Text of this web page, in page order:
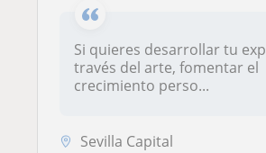
Si quieres desarrollar tu
través del arte, fomentar el
crecimiento perso...
Sevilla Capital